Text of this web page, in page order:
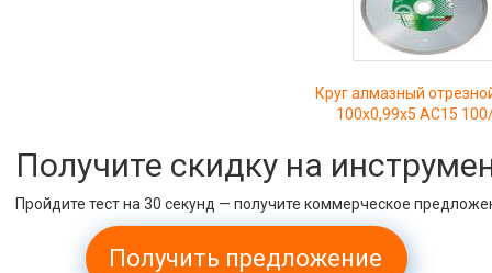
Круг алмазный
100х0,99х5 АС15
Получите скидку на
Пройдите тест на 30 секунд — получите коммерческое
Получить предложение